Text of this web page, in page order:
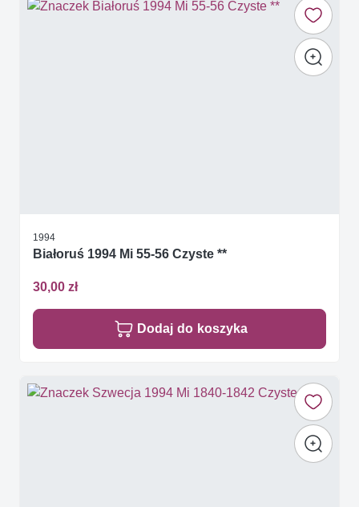
1994
Białoruś 1994 Mi 55-56 Czyste **
30,00 zł
Dodaj do koszyka